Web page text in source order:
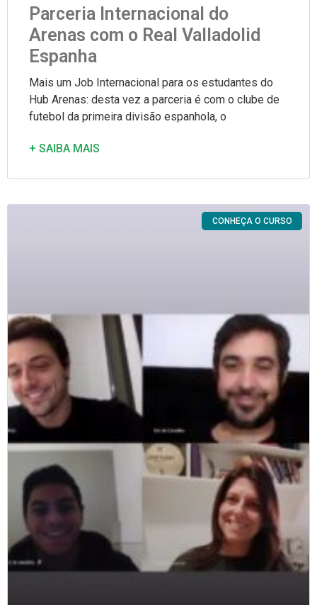
Parceria Internacional do
Arenas com o Real Valladolid
Espanha
Mais um Job Internacional para os estudantes do
Hub Arenas: desta vez a parceria é com o clube de
futebol da primeira divisão espanhola, o
+ SAIBA MAIS
CONHEÇA O CURSO